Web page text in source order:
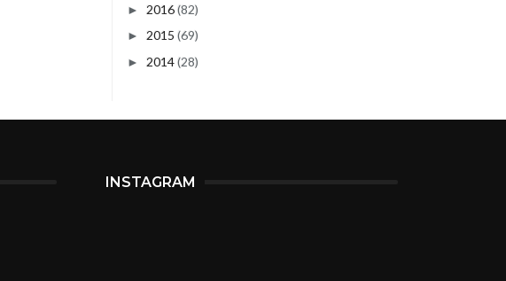
► 2016(82)
► 2015 (69)
► 2014(28)
INSTAGRAM